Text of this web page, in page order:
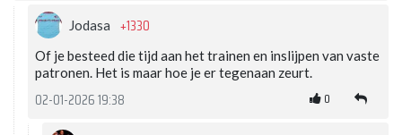
Jodasa +1330
Of je besteed die tijd aan het trainen en inslijpen van vaste
patronen. Het is maar hoe je er tegenaan zeurt.
02-01-2026 19:38 0